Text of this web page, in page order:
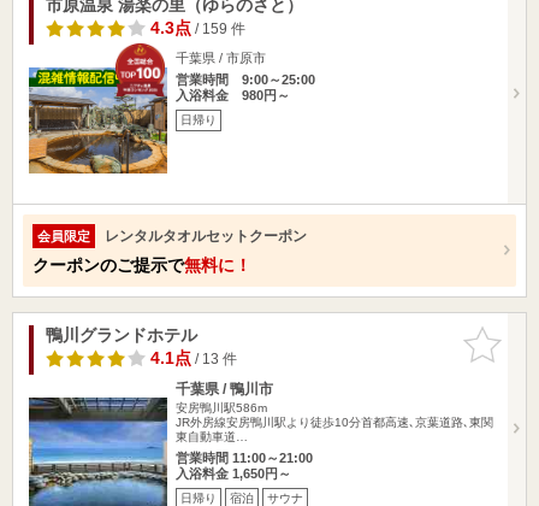
市原温泉 湯楽の里（ゆらのさと）
4.3点/ 159 件
千葉県 / 市原市
営業時間 9:00～25:00
入浴料金 980円～
日帰り
会員限定 レンタルタオルセットクーポン
クーポンのご提示で無料に！
お気に入
りに追加
鴨川グランドホテル
4.1点/ 13 件
千葉県 / 鴨川市
安房鴨川駅586m
JR外房線安房鴨川駅より徒歩10分首都高速､京葉道路､東関
東自動車道…
営業時間 11:00～21:00
入浴料金 1,650円～
日帰り 宿泊 サウナ